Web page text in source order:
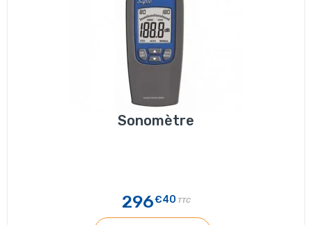
Sonomètre
296€40 TTC